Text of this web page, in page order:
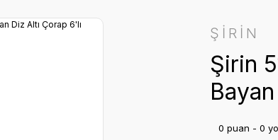
ŞİRİN
Şirin
0 puan - 0